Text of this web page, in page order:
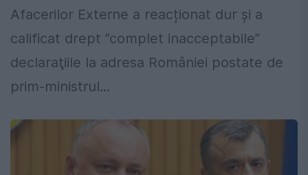
Afacerilor Externe a reacționat dur și a
calificat drept ”complet inacceptabile”
declaraţiile la adresa României postate de
prim-ministrul...